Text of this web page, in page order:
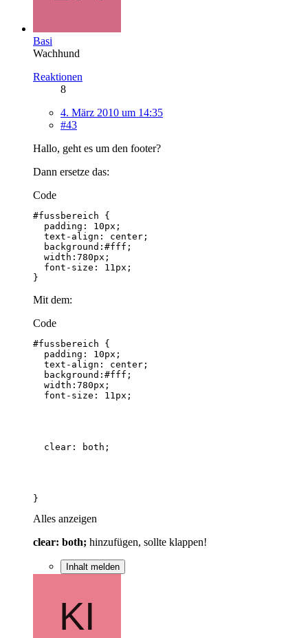
Basi
Wachhund
Reaktionen
8
4. März 2010 um 14:35
#43
Hallo, geht es um den footer?
Dann ersetze das:
Code
}
Mit dem:
Code
}
Alles anzeigen
clear: both; hinzufügen, sollte klappen!
Inhalt melden